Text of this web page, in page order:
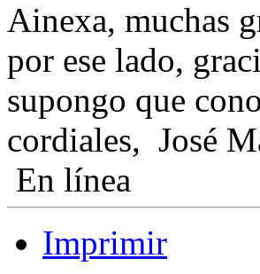
Ainexa, muchas
por ese lado,
supongo que
cordiales, José
En línea
Imprimir